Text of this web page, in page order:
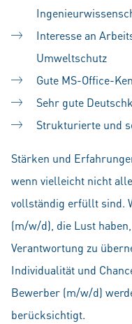
Interesse an
Umweltschutz
Gute MS-Office-
Sehr gute
Strukturierte und
Stärken und
wenn vielleicht nicht
vollständig erfüllt sind.
(m/w/d), die Lust
Verantwortung zu
Individualität und
Bewerber (m/w/d)
berücksichtigt.